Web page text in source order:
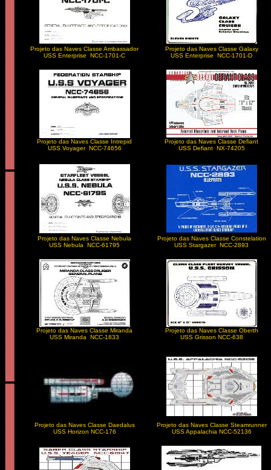
Projeto das Naves Classe Ambassador
USS Enterprise NCC-1701-C
Projeto das Naves Classe Galaxy
USS Enterprise NCC-1701-D
Projeto das Naves Classe Intrepid
USS Voyager NCC-74656
Projeto das Naves Classe Defiant
USS Defiant NX-74205
Projeto das Naves Classe Nebula
USS Nebula NCC-61795
Projeto das Naves Classe Constelation
USS Stargazer NCC-2893
Projeto das Naves Classe Miranda
USS Miranda NCC-1833
Projeto das Naves Classe Oberth
USS Grisson NCC-638
Projeto das Naves Classe Daedalus
USS Horizon NCC-176
Projeto das Naves Classe Steamrunner
USS Appalachia NCC-52136